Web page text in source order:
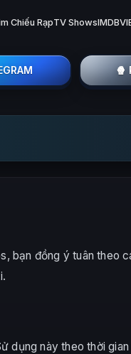
Chiếu RạpTV ShowsIMDB
🍿
bạn đồng ý tuân theo
dụng này theo thời